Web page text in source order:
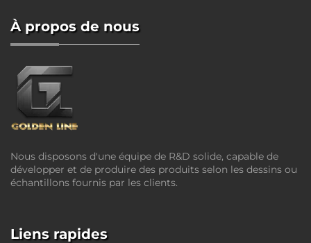
À propos de nous
Nous disposons d'une équipe de R&D solide, capable de
développer et de produire des produits selon les dessins ou
échantillons fournis par les clients.
Liens rapides